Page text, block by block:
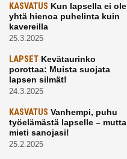
KASVATUS Kun lapsella ei ole
yhtä hienoa puhelinta kuin
kavereilla
25.3.2025
LAPSET Kevätaurinko
porottaa: Muista suojata
lapsen silmät!
24.3.2025
KASVATUS Vanhempi, puhu
työelämästä lapselle – mutta
mieti sanojasi!
25.2.2025